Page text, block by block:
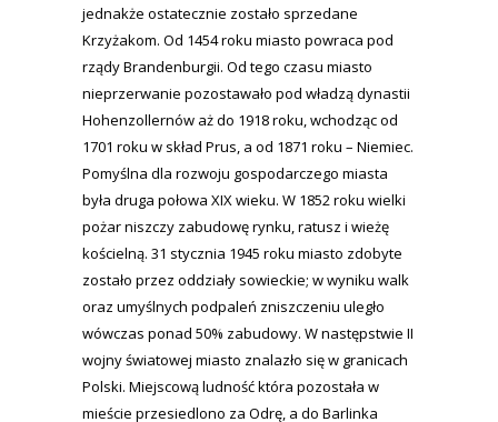
jednakże ostatecznie zostało sprzedane
Krzyżakom. Od 1454 roku miasto powraca pod
rządy Brandenburgii. Od tego czasu miasto
nieprzerwanie pozostawało pod władzą dynastii
Hohenzollernów aż do 1918 roku, wchodząc od
1701 roku w skład Prus, a od 1871 roku – Niemiec.
Pomyślna dla rozwoju gospodarczego miasta
była druga połowa XIX wieku. W 1852 roku wielki
pożar niszczy zabudowę rynku, ratusz i wieżę
kościelną. 31 stycznia 1945 roku miasto zdobyte
zostało przez oddziały sowieckie; w wyniku walk
oraz umyślnych podpaleń zniszczeniu uległo
wówczas ponad 50% zabudowy. W następstwie II
wojny światowej miasto znalazło się w granicach
Polski. Miejscową ludność która pozostała w
mieście przesiedlono za Odrę, a do Barlinka